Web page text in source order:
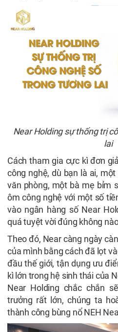
Near Holding sự thống trị
lai
Cách tham gia cực kì đơn
công nghệ, dù bạn là ai,
văn phòng, một bà mẹ bỉm
ôm công nghệ với một số
vào ngân hàng số Near
quá tuyệt vời đúng không
Theo đó, Near càng ngày
của mình bằng cách đã lọt
đầu thế giới, tận dụng ưu
kì lớn trong hệ sinh thái của
Near Holding chắc chắn
trưởng rất lớn, chúng ta
thành công bùng nổ NEH